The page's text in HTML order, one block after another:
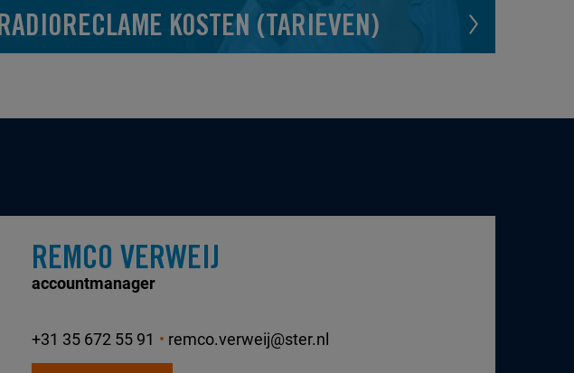
RADIORECLAME KOSTEN (TARIEVEN)
REMCO VERWEIJ
accountmanager
+31 35 672 55 91 remco.verweij@ster.nl